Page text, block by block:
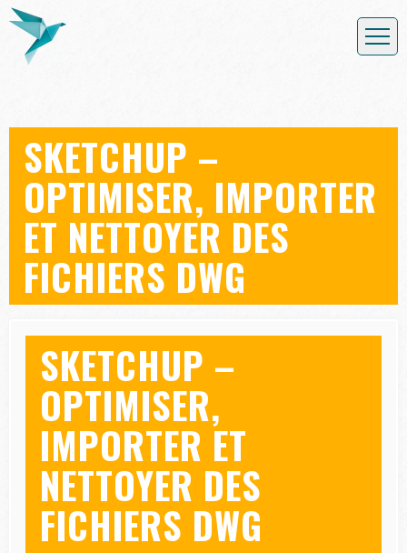
SKETCHUP –
OPTIMISER, IMPORTER
ET NETTOYER DES
FICHIERS DWG
SKETCHUP –
OPTIMISER,
IMPORTER ET
NETTOYER DES
FICHIERS DWG